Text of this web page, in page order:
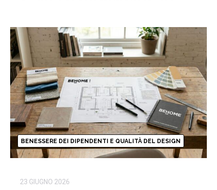
BENESSERE DEI DIPENDENTI E QUALITÀ DEL DESIGN
23 GIUGNO 2026